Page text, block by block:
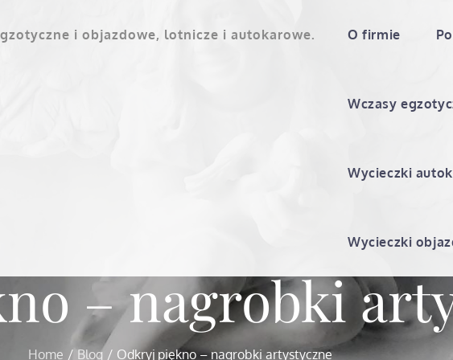
i objazdowe, lotnicze i autokarowe. O firmie
Wczasy
Wycieczki
Wycieczki
– nagrobki
Home Blog Odkryj piękno – nagrobki artystyczne